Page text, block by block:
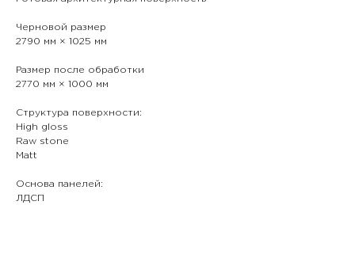
Черновой размер
2790 мм × 1025 мм
Размер после обработки
2770 мм × 1000 мм
Структура поверхности:
High gloss
Raw stone
Matt
Основа панелей:
ЛДСП